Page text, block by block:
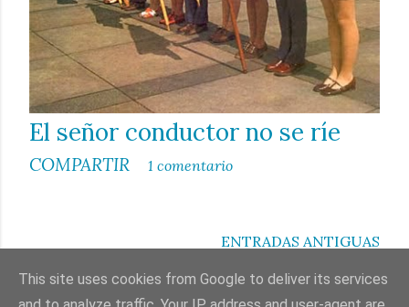
El señor conductor no se ríe
COMPARTIR 1 comentario
ENTRADAS ANTIGUAS
This site uses cookies from Google to deliver its services